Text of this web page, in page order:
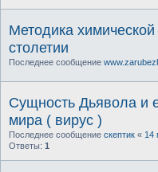
Методика
столетии
Последнее сообщение
Сущность Дьявола и
мира ( вирус )
Последнее сообщение скептик « 14
Ответы: 1